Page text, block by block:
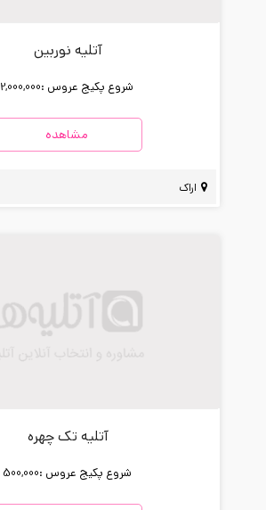
آتلیه نوربین
شروع پکیج عروس :2,000,000
مشاهده
اراک
آتلیه تک چهره
شروع پکیج عروس :500,000